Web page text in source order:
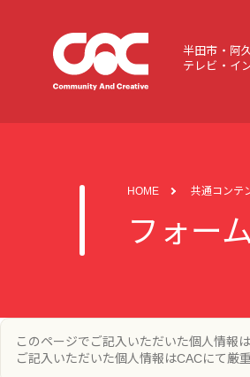
半田市・阿
テレビ・イ
HOME 共通コンテ
フォー
このページでご記入いただいた個人情報
ご記入いただいた個人情報はCACにて厳